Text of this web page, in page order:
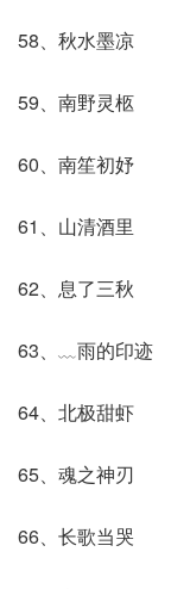
58、秋水墨凉
59、南野灵柩
60、南笙初妤
61、山清酒里
62、息了三秋
63、﹏雨的印迹
64、北极甜虾
65、魂之神刃ゞ
66、长歌当哭